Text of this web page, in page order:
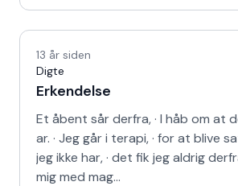
13 år siden
Digte
Erkendelse
Et åbent sår derfra, · I håb om at
ar. · Jeg går i terapi, · for at blive
jeg ikke har, · det fik jeg aldrig
mig med mag…